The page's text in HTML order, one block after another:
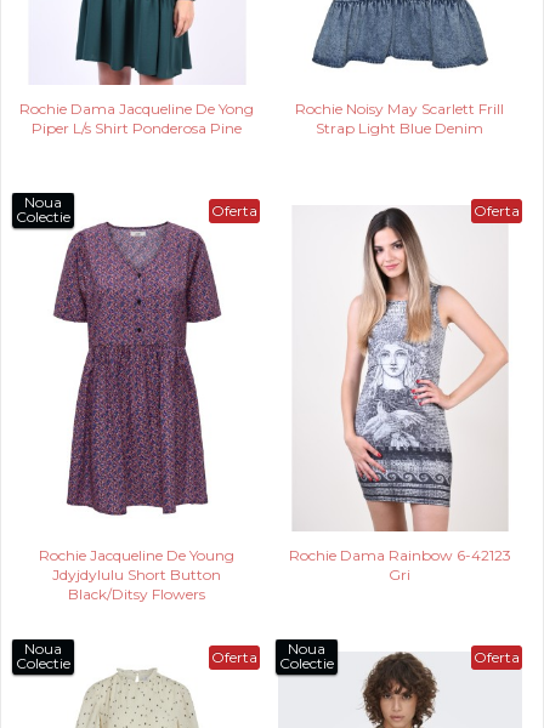
Rochie Dama Jacqueline De Yong
Piper L/s Shirt Ponderosa Pine
Rochie Noisy May Scarlett Frill
Strap Light Blue Denim
Oferta
Noua
Colectie
Rochie Jacqueline De Young
Jdyjdylulu Short Button
Black/Ditsy Flowers
Oferta
Rochie Dama Rainbow 6-42123
Gri
Oferta
Noua
Colectie
Oferta
Noua
Colectie